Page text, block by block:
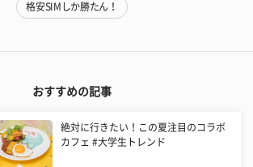
格安SIMしか勝たん！
おすすめの記事
絶対に行きたい！この夏注目のコラボ
カフェ #大学生トレンド